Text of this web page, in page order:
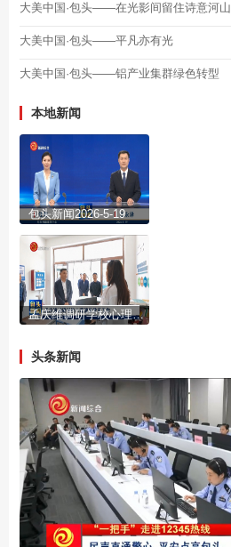
大美中国·包头——在光影间留住诗意河山
大美中国·包头——平凡亦有光
大美中国·包头——铝产业集群绿色转型
本地新闻
包头新闻2026-5-19
孟庆维调研学校心理健康教育工作
头条新闻